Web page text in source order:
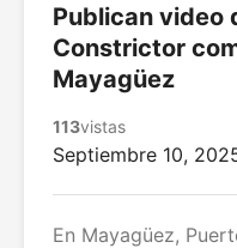
Publican video
Constrictor
Mayagüez
113vistas
Septiembre 10,
En Mayagüez,